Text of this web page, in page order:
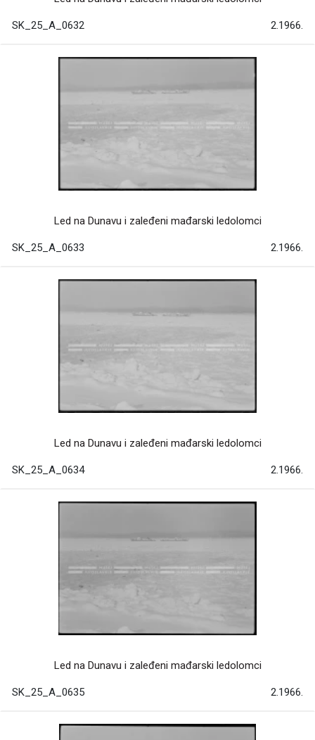
SK_25_A_0632 2.1966.
Led na Dunavu i zaleđeni mađarski ledolomci
SK_25_A_0633 2.1966.
Led na Dunavu i zaleđeni mađarski ledolomci
SK_25_A_0634 2.1966.
Led na Dunavu i zaleđeni mađarski ledolomci
SK_25_A_0635 2.1966.